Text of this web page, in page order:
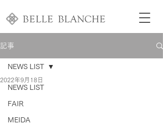
記事
NEWS LIST
FAIR
MEIDA
NEWS LIST
2022年9月18日